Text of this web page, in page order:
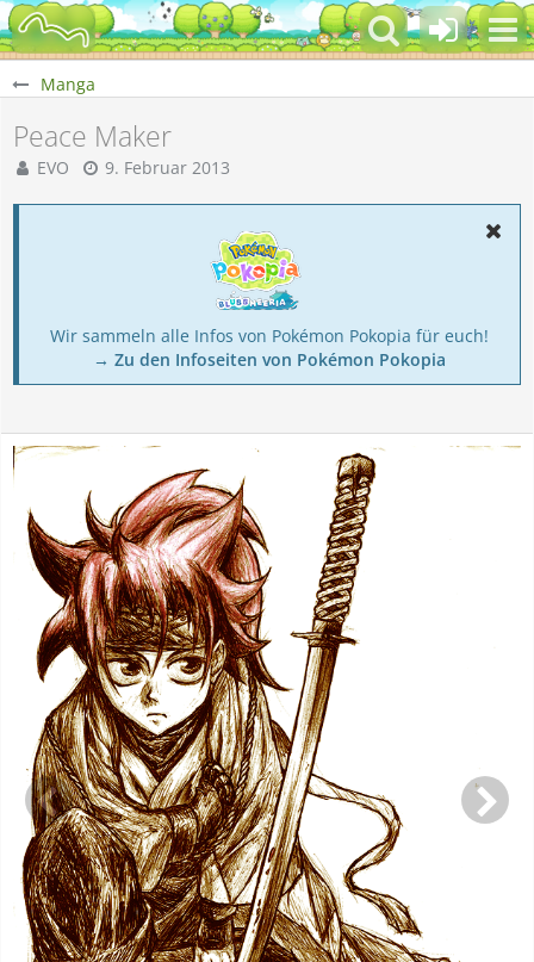
Manga
Peace Maker
EVO 9. Februar 2013
Wir sammeln alle Infos von Pokémon Pokopia für euch!
→ Zu den Infoseiten von Pokémon Pokopia